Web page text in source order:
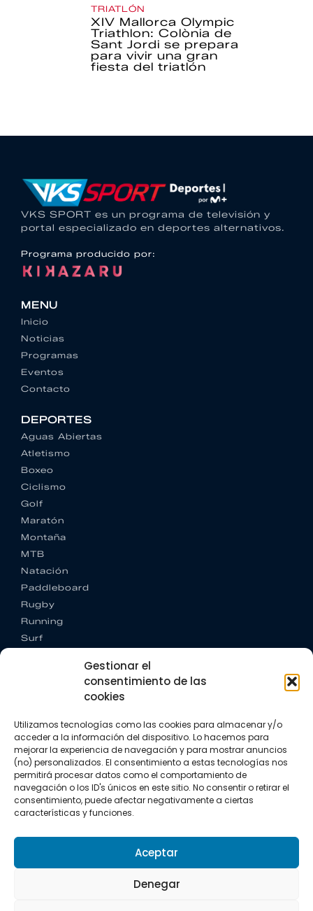
Gestionar el
consentimiento de las
cookies
Utilizamos tecnologías como las cookies para almacenar y/o
acceder a la información del dispositivo. Lo hacemos para
mejorar la experiencia de navegación y para mostrar anuncios
(no) personalizados. El consentimiento a estas tecnologías nos
permitirá procesar datos como el comportamiento de
navegación o los ID's únicos en este sitio. No consentir o retirar el
consentimiento, puede afectar negativamente a ciertas
características y funciones.
Aceptar
Denegar
TRIATLÓN
XIV Mallorca Olympic
Triathlon: Colònia de
Sant Jordi se prepara
para vivir una gran
fiesta del triatlón
VKS SPORT es un programa de televisión y
portal especializado en deportes alternativos.
Programa producido por:
MENU
Inicio
Noticias
Programas
Eventos
Contacto
DEPORTES
Aguas Abiertas
Atletismo
Boxeo
Ciclismo
Golf
Maratón
Montaña
MTB
Natación
Paddleboard
Rugby
Running
Surf
CONTACTO
+34 662 342 177
info@vkssport.com
SÍGUENOS
Política de privacidad
Política de cookies